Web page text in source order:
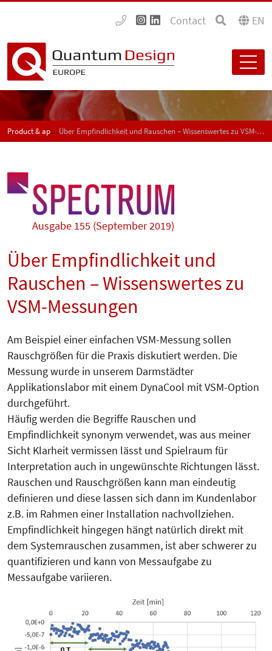
Contact EN
Product & application news - SPECTRUM Über Empfindlichkeit und Rauschen – Wissenswertes zu VSM-Messungen
Ausgabe 155 (September 2019)
Über Empfindlichkeit und
Rauschen – Wissenswertes zu
VSM-Messungen
Am Beispiel einer einfachen VSM­-Messung sollen
Rauschgrößen für die Praxis diskutiert werden. Die
Messung wurde in unserem Darmstädter
Applikationslabor mit einem DynaCool mit VSM-Option
durchgeführt.
Häufig werden die Begriffe Rauschen und
Empfindlichkeit synonym verwendet, was aus meiner
Sicht Klarheit vermissen lässt und Spielraum für
Interpretation auch in ungewünschte Richtungen lässt.
Rauschen und Rauschgrößen kann man eindeutig
definieren und diese lassen sich dann im Kundenlabor
z.B. im Rahmen einer Installation nachvollziehen.
Empfindlichkeit hin­gegen hängt natürlich direkt mit
dem Systemrauschen zusammen, ist aber schwerer zu
quantifizieren und kann von Messaufgabe zu
Messaufgabe variieren.